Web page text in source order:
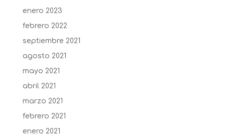
enero 2023
febrero 2022
septiembre 2021
agosto 2021
mayo 2021
abril 2021
marzo 2021
febrero 2021
enero 2021